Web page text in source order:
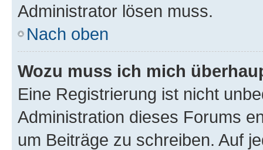
Administrator lösen muss.
Nach oben
Wozu muss ich mich
Eine Registrierung ist nicht
Administration dieses Forums
um Beiträge zu schreiben. Auf